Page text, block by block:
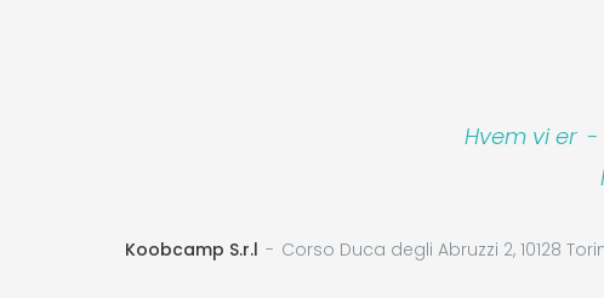
Hvem vi er -
Koobcamp S.r.l Corso Duca degli Abruzzi 2, 10128